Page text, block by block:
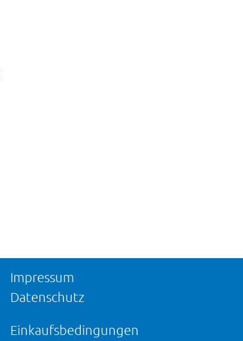
Impressum
Datenschutz
Einkaufsbedingungen